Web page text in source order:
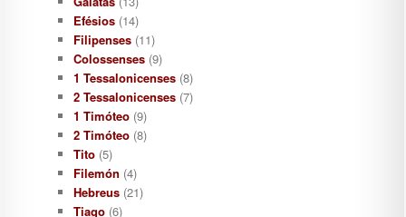
Efésios(14)
Filipenses(11)
Colossenses(9)
1 Tessalonicenses(8)
2 Tessalonicenses(7)
1 Timóteo(9)
2 Timóteo(8)
Tito(5)
Filemón (4)
Hebreus(21)
Tiago(6)